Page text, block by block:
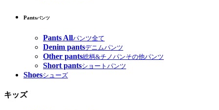
Pantsパンツ
Pants Allパンツ全て
Denim pantsデニムパンツ
Other pants総柄&チノパンその他パンツ
Short pantsショートパンツ
Shoesシューズ
キッズ